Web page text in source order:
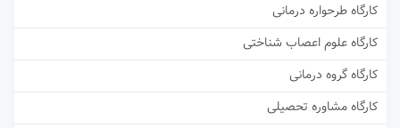
کارگاه طرحواره درمانی
کارگاه علوم اعصاب شناختی
کارگاه گروه درمانی
کارگاه مشاوره تحصیلی